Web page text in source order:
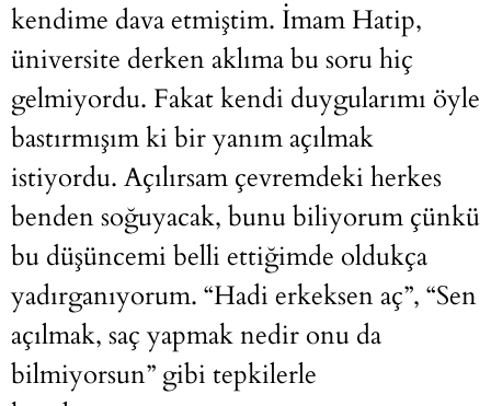
kendime dava etmiştim. İmam Hatip,
üniversite derken aklıma bu soru hiç
gelmiyordu. Fakat kendi duygularımı öyle
bastırmışım ki bir yanım açılmak
istiyordu. Açılırsam çevremdeki herkes
benden soğuyacak, bunu biliyorum çünkü
bu düşüncemi belli ettiğimde oldukça
yadırganıyorum. “Hadi erkeksen aç”, “Sen
açılmak, saç yapmak nedir onu da
bilmiyorsun” gibi tepkilerle